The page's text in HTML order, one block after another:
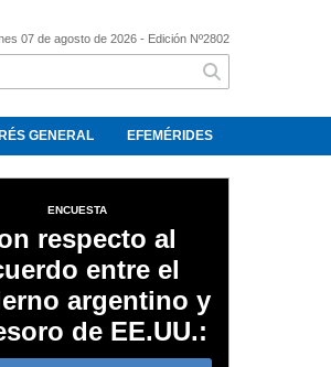
07 de agosto de 2026 - Edición Nº2802
GENERAL EFEMÉRIDES
ENCUESTA
respecto al
entre el
argentino y
de EE.UU.: